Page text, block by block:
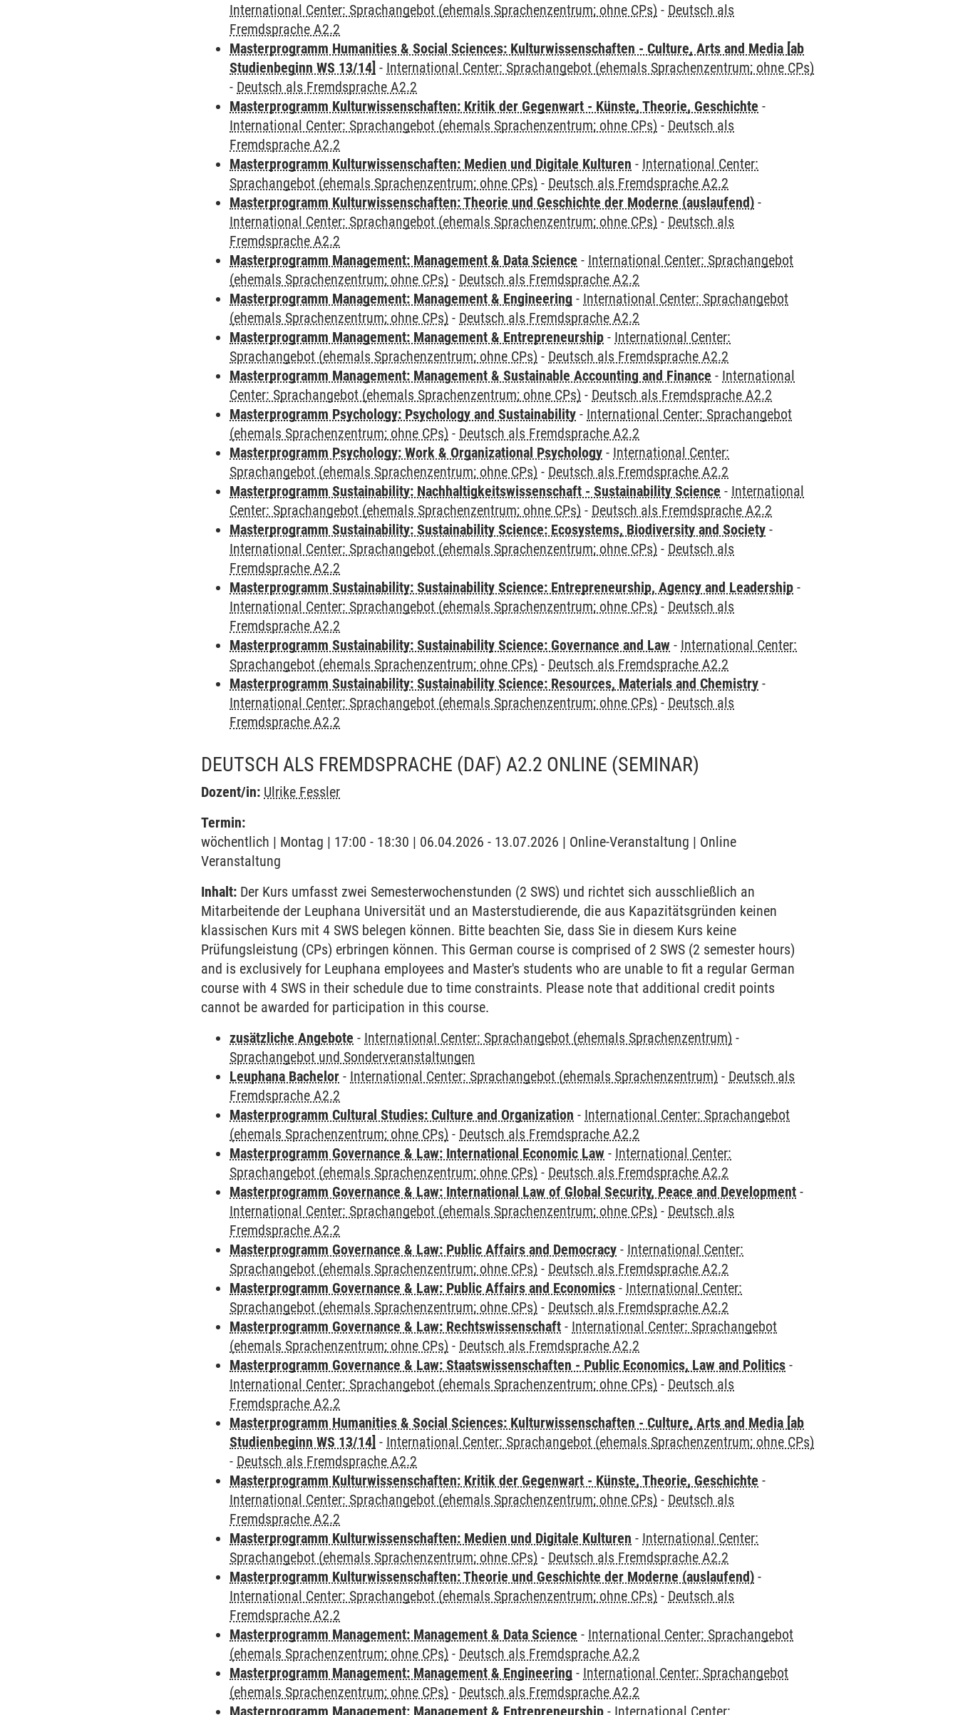
International Center: Sprachangebot (ehemals Sprachenzentrum; ohne CPs) - Deutsch als
Fremdsprache A2.2
Masterprogramm Humanities & Social Sciences: Kulturwissenschaften - Culture, Arts and Media [ab
Studienbeginn WS 13/14] - International Center: Sprachangebot (ehemals Sprachenzentrum; ohne CPs)
- Deutsch als Fremdsprache A2.2
Masterprogramm Kulturwissenschaften: Kritik der Gegenwart - Künste, Theorie, Geschichte -
International Center: Sprachangebot (ehemals Sprachenzentrum; ohne CPs) - Deutsch als
Fremdsprache A2.2
Masterprogramm Kulturwissenschaften: Medien und Digitale Kulturen - International Center:
Sprachangebot (ehemals Sprachenzentrum; ohne CPs) - Deutsch als Fremdsprache A2.2
Masterprogramm Kulturwissenschaften: Theorie und Geschichte der Moderne (auslaufend) -
International Center: Sprachangebot (ehemals Sprachenzentrum; ohne CPs) - Deutsch als
Fremdsprache A2.2
Masterprogramm Management: Management & Data Science - International Center: Sprachangebot
(ehemals Sprachenzentrum; ohne CPs) - Deutsch als Fremdsprache A2.2
Masterprogramm Management: Management & Engineering - International Center: Sprachangebot
(ehemals Sprachenzentrum; ohne CPs) - Deutsch als Fremdsprache A2.2
Masterprogramm Management: Management & Entrepreneurship - International Center:
Sprachangebot (ehemals Sprachenzentrum; ohne CPs) - Deutsch als Fremdsprache A2.2
Masterprogramm Management: Management & Sustainable Accounting and Finance - International
Center: Sprachangebot (ehemals Sprachenzentrum; ohne CPs) - Deutsch als Fremdsprache A2.2
Masterprogramm Psychology: Psychology and Sustainability - International Center: Sprachangebot
(ehemals Sprachenzentrum; ohne CPs) - Deutsch als Fremdsprache A2.2
Masterprogramm Psychology: Work & Organizational Psychology - International Center:
Sprachangebot (ehemals Sprachenzentrum; ohne CPs) - Deutsch als Fremdsprache A2.2
Masterprogramm Sustainability: Nachhaltigkeitswissenschaft - Sustainability Science - International
Center: Sprachangebot (ehemals Sprachenzentrum; ohne CPs) - Deutsch als Fremdsprache A2.2
Masterprogramm Sustainability: Sustainability Science: Ecosystems, Biodiversity and Society -
International Center: Sprachangebot (ehemals Sprachenzentrum; ohne CPs) - Deutsch als
Fremdsprache A2.2
Masterprogramm Sustainability: Sustainability Science: Entrepreneurship, Agency and Leadership -
International Center: Sprachangebot (ehemals Sprachenzentrum; ohne CPs) - Deutsch als
Fremdsprache A2.2
Masterprogramm Sustainability: Sustainability Science: Governance and Law - International Center:
Sprachangebot (ehemals Sprachenzentrum; ohne CPs) - Deutsch als Fremdsprache A2.2
Masterprogramm Sustainability: Sustainability Science: Resources, Materials and Chemistry -
International Center: Sprachangebot (ehemals Sprachenzentrum; ohne CPs) - Deutsch als
Fremdsprache A2.2
DEUTSCH ALS FREMDSPRACHE (DAF) A2.2 ONLINE (SEMINAR)
Dozent/in: Ulrike Fessler
Termin:
wöchentlich | Montag | 17:00 - 18:30 | 06.04.2026 - 13.07.2026 | Online-Veranstaltung | Online
Veranstaltung
Inhalt: Der Kurs umfasst zwei Semesterwochenstunden (2 SWS) und richtet sich ausschließlich an
Mitarbeitende der Leuphana Universität und an Masterstudierende, die aus Kapazitätsgründen keinen
klassischen Kurs mit 4 SWS belegen können. Bitte beachten Sie, dass Sie in diesem Kurs keine
Prüfungsleistung (CPs) erbringen können. This German course is comprised of 2 SWS (2 semester hours)
and is exclusively for Leuphana employees and Master's students who are unable to fit a regular German
course with 4 SWS in their schedule due to time constraints. Please note that additional credit points
cannot be awarded for participation in this course.
zusätzliche Angebote - International Center: Sprachangebot (ehemals Sprachenzentrum) -
Sprachangebot und Sonderveranstaltungen
Leuphana Bachelor - International Center: Sprachangebot (ehemals Sprachenzentrum) - Deutsch als
Fremdsprache A2.2
Masterprogramm Cultural Studies: Culture and Organization - International Center: Sprachangebot
(ehemals Sprachenzentrum; ohne CPs) - Deutsch als Fremdsprache A2.2
Masterprogramm Governance & Law: International Economic Law - International Center:
Sprachangebot (ehemals Sprachenzentrum; ohne CPs) - Deutsch als Fremdsprache A2.2
Masterprogramm Governance & Law: International Law of Global Security, Peace and Development -
International Center: Sprachangebot (ehemals Sprachenzentrum; ohne CPs) - Deutsch als
Fremdsprache A2.2
Masterprogramm Governance & Law: Public Affairs and Democracy - International Center:
Sprachangebot (ehemals Sprachenzentrum; ohne CPs) - Deutsch als Fremdsprache A2.2
Masterprogramm Governance & Law: Public Affairs and Economics - International Center:
Sprachangebot (ehemals Sprachenzentrum; ohne CPs) - Deutsch als Fremdsprache A2.2
Masterprogramm Governance & Law: Rechtswissenschaft - International Center: Sprachangebot
(ehemals Sprachenzentrum; ohne CPs) - Deutsch als Fremdsprache A2.2
Masterprogramm Governance & Law: Staatswissenschaften - Public Economics, Law and Politics -
International Center: Sprachangebot (ehemals Sprachenzentrum; ohne CPs) - Deutsch als
Fremdsprache A2.2
Masterprogramm Humanities & Social Sciences: Kulturwissenschaften - Culture, Arts and Media [ab
Studienbeginn WS 13/14] - International Center: Sprachangebot (ehemals Sprachenzentrum; ohne CPs)
- Deutsch als Fremdsprache A2.2
Masterprogramm Kulturwissenschaften: Kritik der Gegenwart - Künste, Theorie, Geschichte -
International Center: Sprachangebot (ehemals Sprachenzentrum; ohne CPs) - Deutsch als
Fremdsprache A2.2
Masterprogramm Kulturwissenschaften: Medien und Digitale Kulturen - International Center:
Sprachangebot (ehemals Sprachenzentrum; ohne CPs) - Deutsch als Fremdsprache A2.2
Masterprogramm Kulturwissenschaften: Theorie und Geschichte der Moderne (auslaufend) -
International Center: Sprachangebot (ehemals Sprachenzentrum; ohne CPs) - Deutsch als
Fremdsprache A2.2
Masterprogramm Management: Management & Data Science - International Center: Sprachangebot
(ehemals Sprachenzentrum; ohne CPs) - Deutsch als Fremdsprache A2.2
Masterprogramm Management: Management & Engineering - International Center: Sprachangebot
(ehemals Sprachenzentrum; ohne CPs) - Deutsch als Fremdsprache A2.2
Masterprogramm Management: Management & Entrepreneurship - International Center: